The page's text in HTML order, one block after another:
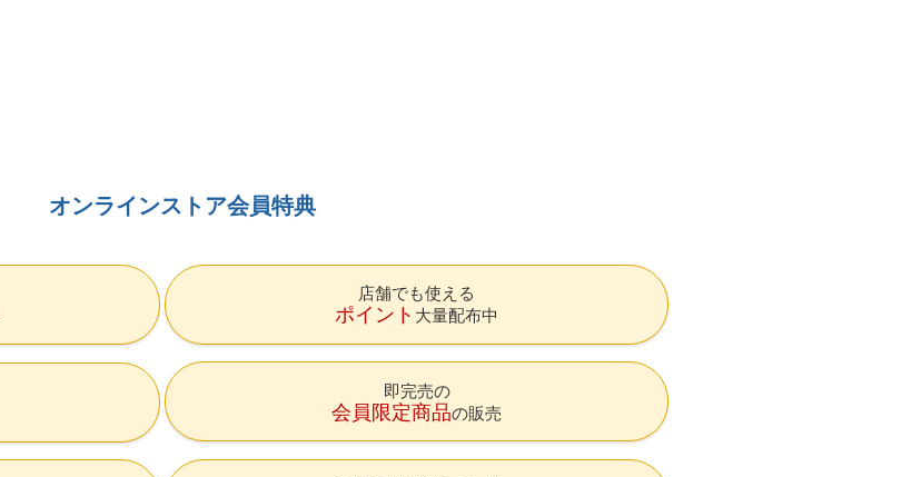
オンラインストア会員特典
店舗でも使える
ポイント 大量配布中
即完売の
会員限定商品の販売